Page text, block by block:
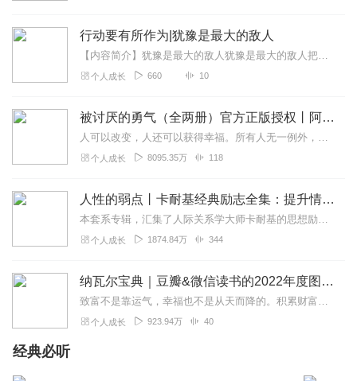
行动要有所作为|犹豫是最大的敌人
【内容简介】犹豫是最大的敌人犹豫是最大的敌人把疑问变为行动你的周围到处都充满了机会，只要你有一双锐利的眼睛，就会捕捉到它们的踪迹；那些渴求帮助的人呼声越来越弱，...
个人成长 660 10
被讨厌的勇气（全两册）官方正版授权丨阿德勒心理学畅销经典｜幸福的勇气
人可以改变，人还可以获得幸福。所有人无一例外，都能如此。——阿德勒心理学一名深陷自卑、无能与不幸福的青年，听到了一名哲人主张的“世界无比单纯，人人都能幸福”便来...
个人成长 8095.35万 118
人性的弱点丨卡耐基经典励志全集：提升情商和沟通技巧
本套系专辑，汇集了人际关系学大师卡耐基的思想励志精华，收录《人性的弱点》《人性的优点》《语言的突破》《美好的人生》《快乐的人生》等所有经典！是卡耐基的经典合辑，...
个人成长 1874.84万 344
纳瓦尔宝典｜豆瓣&微信读书的2022年度图书|从白手起家到财务自由
致富不是靠运气，幸福也不是从天而降的。积累财富和幸福生活是我们可以学习的技能。这本书收集整理了硅谷投资人纳瓦尔在过去十年里通过推特、播客和采访等方式分享的人生智...
个人成长 923.94万 40
经典必听